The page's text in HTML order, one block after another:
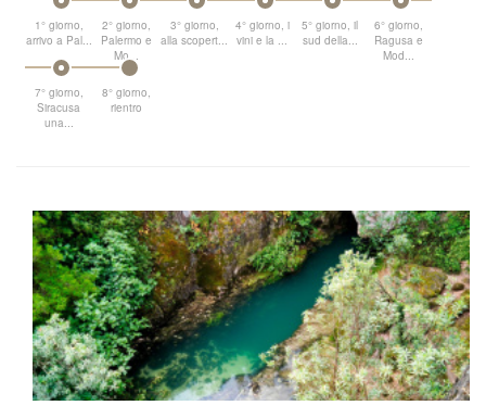
1° giorno,
arrivo a Pal...
2° giorno,
Palermo e
Mo...
3° giorno,
alla scopert...
4° giorno, i
vini e la ...
5° giorno, il
sud della...
6° giorno,
Ragusa e
Mod...
7° giorno,
Siracusa
una...
8° giorno,
rientro